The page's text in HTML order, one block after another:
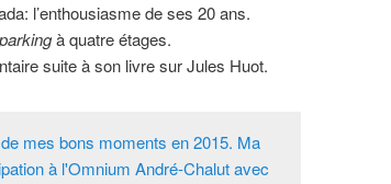
l’enthousiasme de ses 20 ans.
parkingà quatre étages.
suite à son livre sur Jules Huot.